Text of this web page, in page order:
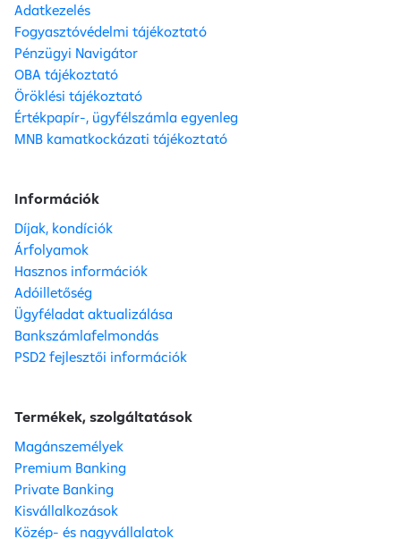
Adatkezelés
Fogyasztóvédelmi tájékoztató
Pénzügyi Navigátor
OBA tájékoztató
Öröklési tájékoztató
Értékpapír-, ügyfélszámla egyenleg
MNB kamatkockázati tájékoztató
Információk
Díjak, kondíciók
Árfolyamok
Hasznos információk
Adóilletőség
Ügyféladat aktualizálása
Bankszámlafelmondás
PSD2 fejlesztői információk
Termékek, szolgáltatások
Magánszemélyek
Premium Banking
Private Banking
Kisvállalkozások
Közép- és nagyvállalatok